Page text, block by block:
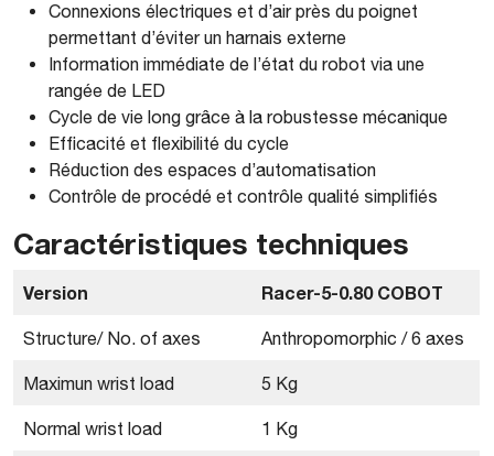
Connexions électriques et d’air près du poignet
permettant d’éviter un harnais externe
Information immédiate de l’état du robot via une
rangée de LED
Cycle de vie long grâce à la robustesse mécanique
Efficacité et flexibilité du cycle
Réduction des espaces d’automatisation
Contrôle de procédé et contrôle qualité simplifiés
Caractéristiques techniques
Version ​Racer-5-0.80 COBOT
Structure/ No. of axes ​Anthropomorphic / 6 axes
​Maximun wrist load ​5 Kg
Normal wrist load 1 Kg